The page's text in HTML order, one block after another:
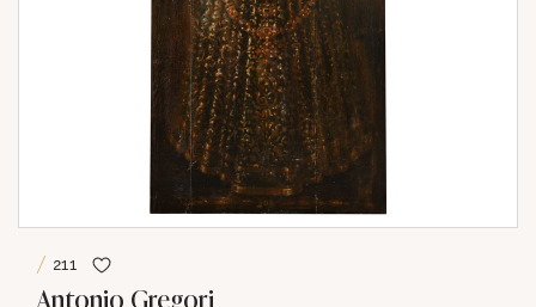
211
Antonio Gregori